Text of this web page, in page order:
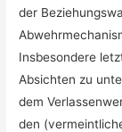
der
Insbesondere
Absichten zu
dem
den